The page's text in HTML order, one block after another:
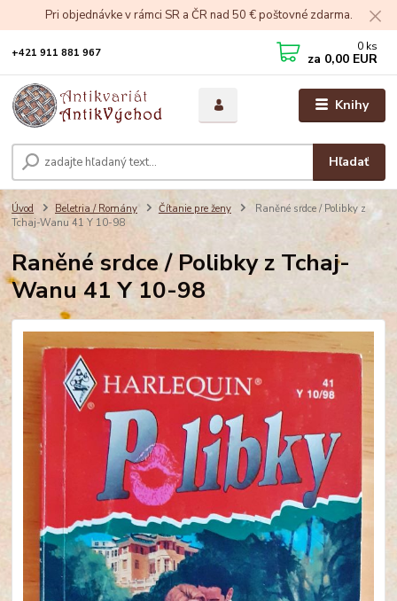
Pri objednávke v rámci SR a ČR nad 50 € poštovné zdarma.
Knihy
Hľadať
+421 911 881 967 0 ks
za 0,00 EUR
Úvod Beletria / Romány Čítanie pre ženy
Raněné srdce / Polibky z
Tchaj-Wanu 41 Y 10-98
Raněné srdce / Polibky z Tchaj-
Wanu 41 Y 10-98